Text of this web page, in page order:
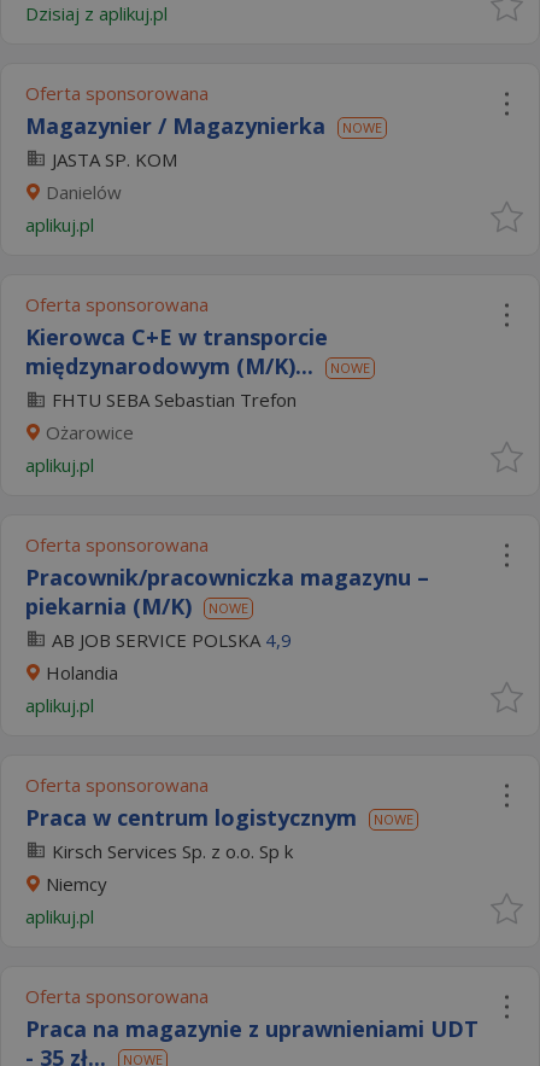
Dzisiaj z aplikuj.pl
Oferta sponsorowana
Magazynier / Magazynierka NOWE
JASTA SP. KOM
Danielów
aplikuj.pl
Oferta sponsorowana
Kierowca C+E w transporcie
międzynarodowym (M/K)...
NOWE
FHTU SEBA Sebastian Trefon
Ożarowice
aplikuj.pl
Oferta sponsorowana
Pracownik/pracowniczka magazynu –
piekarnia (M/K)
NOWE
AB JOB SERVICE POLSKA 4,9
Holandia
aplikuj.pl
Oferta sponsorowana
Praca w centrum logistycznym NOWE
Kirsch Services Sp. z o.o. Sp k
Niemcy
aplikuj.pl
Oferta sponsorowana
Praca na magazynie z uprawnieniami UDT
- 35 zł...
NOWE